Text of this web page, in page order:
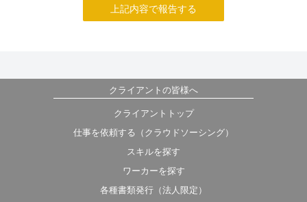
上記内容で報告する
クライアントの皆様へ
クライアントトップ
仕事を依頼する（クラウドソーシング）
スキルを探す
ワーカーを探す
各種書類発行（法人限定）